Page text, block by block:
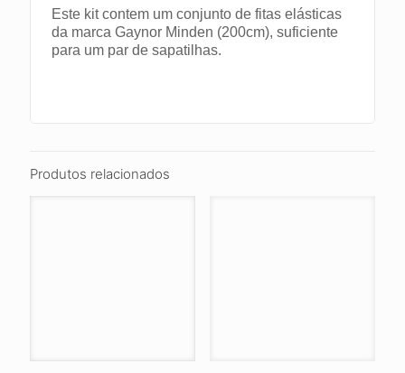
Este kit contem um conjunto de fitas elásticas
da marca Gaynor Minden (200cm), suficiente
para um par de sapatilhas.
Produtos relacionados